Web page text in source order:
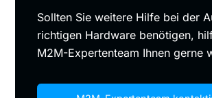
Sollten Sie weitere Hilfe bei der
richtigen Hardware benötigen,
M2M-Expertenteam Ihnen gerne